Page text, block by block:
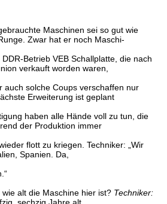
Maschinen sei so gut wie
Zwar hat er noch Maschi-
Betrieb VEB Schallplatte, die nach
verkauft worden waren,
auch solche Coups verschaffen nur
Erweiterung ist geplant
haben alle Hände voll zu tun, die
der Produktion immer
flott zu kriegen. Techniker: „Wir
Spanien. Da,
alt die Maschine hier ist? Techniker: